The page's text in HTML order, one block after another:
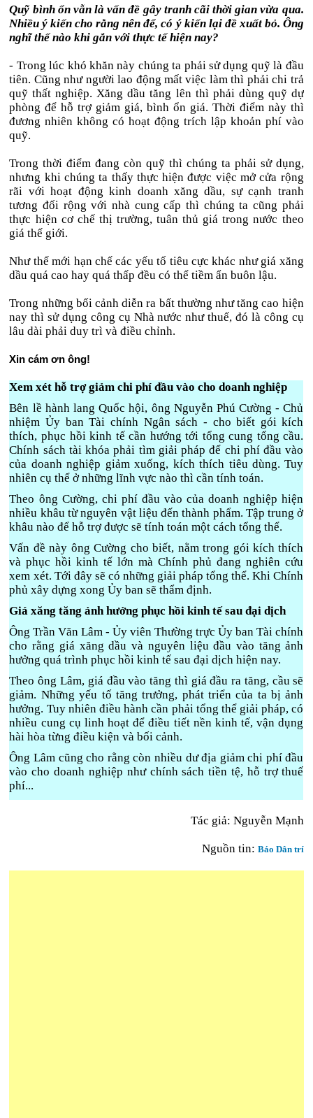
Quỹ bình ổn vẫn là vấn đề gây tranh cãi thời gian vừa qua.
Nhiều ý kiến cho rằng nên để, có ý kiến lại đề xuất bỏ. Ông
nghĩ thế nào khi gắn với thực tế hiện nay?
- Trong lúc khó khăn này chúng ta phải sử dụng quỹ là đầu
tiên. Cũng như người lao động mất việc làm thì phải chi trả
quỹ thất nghiệp. Xăng dầu tăng lên thì phải dùng quỹ dự
phòng để hỗ trợ giảm giá, bình ổn giá. Thời điểm này thì
đương nhiên không có hoạt động trích lập khoản phí vào
quỹ.
Trong thời điểm đang còn quỹ thì chúng ta phải sử dụng,
nhưng khi chúng ta thấy thực hiện được việc mở cửa rộng
rãi với hoạt động kinh doanh xăng dầu, sự cạnh tranh
tương đối rộng với nhà cung cấp thì chúng ta cũng phải
thực hiện cơ chế thị trường, tuân thủ giá trong nước theo
giá thế giới.
Như thế mới hạn chế các yếu tố tiêu cực khác như giá xăng
dầu quá cao hay quá thấp đều có thể tiềm ẩn buôn lậu.
Trong những bối cảnh diễn ra bất thường như tăng cao hiện
nay thì sử dụng công cụ Nhà nước như thuế, đó là công cụ
lâu dài phải duy trì và điều chỉnh.
Xin cám ơn ông!
Xem xét hỗ trợ giảm chi phí đầu vào cho doanh nghiệp
Bên lề hành lang Quốc hội, ông Nguyễn Phú Cường - Chủ
nhiệm Ủy ban Tài chính Ngân sách - cho biết gói kích
thích, phục hồi kinh tế cần hướng tới tổng cung tổng cầu.
Chính sách tài khóa phải tìm giải pháp để chi phí đầu vào
của doanh nghiệp giảm xuống, kích thích tiêu dùng. Tuy
nhiên cụ thể ở những lĩnh vực nào thì cần tính toán.
Theo ông Cường, chi phí đầu vào của doanh nghiệp hiện
nhiều khâu từ nguyên vật liệu đến thành phẩm. Tập trung ở
khâu nào để hỗ trợ được sẽ tính toán một cách tổng thể.
Vấn đề này ông Cường cho biết, nằm trong gói kích thích
và phục hồi kinh tế lớn mà Chính phủ đang nghiên cứu
xem xét. Tới đây sẽ có những giải pháp tổng thể. Khi Chính
phủ xây dựng xong Ủy ban sẽ thẩm định.
Giá xăng tăng ảnh hưởng phục hồi kinh tế sau đại dịch
Ông Trần Văn Lâm - Ủy viên Thường trực Ủy ban Tài chính
cho rằng giá xăng dầu và nguyên liệu đầu vào tăng ảnh
hưởng quá trình phục hồi kinh tế sau đại dịch hiện nay.
Theo ông Lâm, giá đầu vào tăng thì giá đầu ra tăng, cầu sẽ
giảm. Những yếu tố tăng trưởng, phát triển của ta bị ảnh
hưởng. Tuy nhiên điều hành cần phải tổng thể giải pháp, có
nhiều cung cụ linh hoạt để điều tiết nền kinh tế, vận dụng
hài hòa từng điều kiện và bối cảnh.
Ông Lâm cũng cho rằng còn nhiều dư địa giảm chi phí đầu
vào cho doanh nghiệp như chính sách tiền tệ, hỗ trợ thuế
phí...
Tác giả: Nguyễn Mạnh
Nguồn tin: Báo Dân trí